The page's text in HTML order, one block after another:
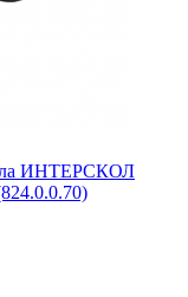
ИНТЕРСКОЛ